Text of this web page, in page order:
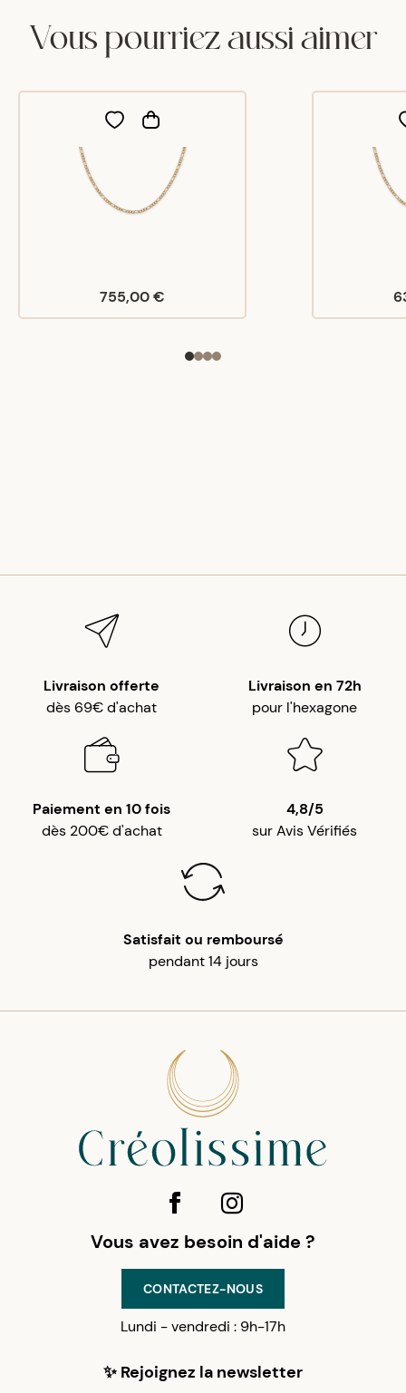
Vous pourriez aussi aimer
755,00 €
Livraison offerte
dès 69€ d'achat
Livraison en 72h
pour l'hexagone
Paiement en 10 fois
dès 200€ d'achat
4,8/5
sur Avis Vérifiés
Satisfait ou remboursé
pendant 14 jours
Vous avez besoin d'aide ?
CONTACTEZ-NOUS
Lundi - vendredi : 9h-17h
✨ Rejoignez la newsletter